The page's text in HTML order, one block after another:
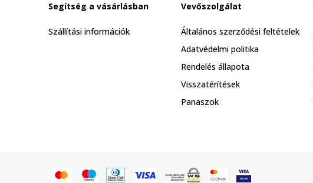
Segítség a vásárlásban
Szállítási információk
Vevőszolgálat
Általános szerződési feltételek
Adatvédelmi politika
Rendelés állapota
Visszatérítések
Panaszok